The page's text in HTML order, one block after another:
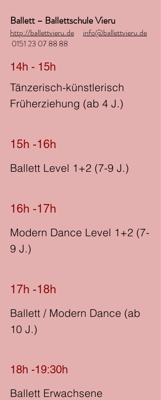
Ballett – Ballettschule Vieru
http://ballettvieru.de
info@ballettvieru.de
0151 23 07 88 88
14h - 15h
Tänzerisch-künstlerisch
Früherziehung (ab 4 J.)
15h -16h
Ballett Level 1+2 (7-9 J.)
16h -17h
Modern Dance Level 1+2 (7-
9 J.)
17h -18h
Ballett / Modern Dance (ab
10 J.)
18h -19:30h
Ballett Erwachsene